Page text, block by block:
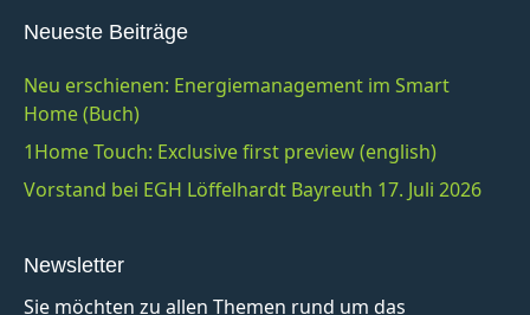
Neueste Beiträge
Neu erschienen: Energiemanagement im Smart
Home (Buch)
1Home Touch: Exclusive first preview (english)
Vorstand bei EGH Löffelhardt Bayreuth 17. Juli 2026
Newsletter
Sie möchten zu allen Themen rund um das